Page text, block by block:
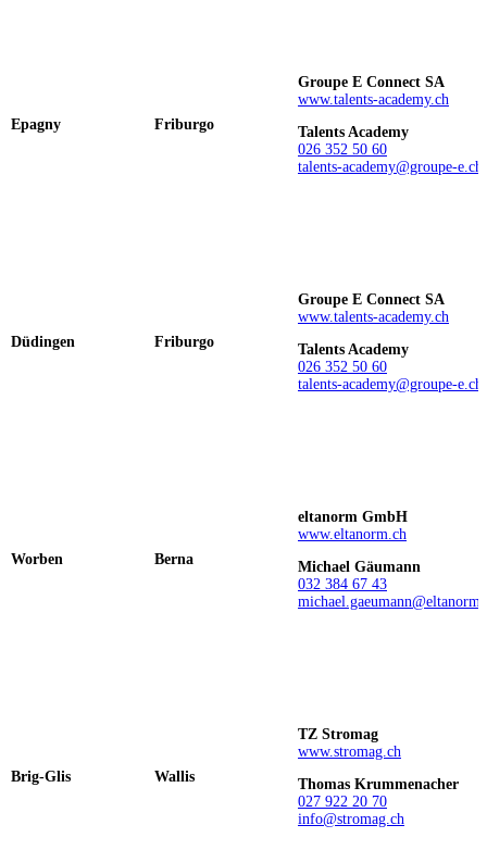
Epagny Friburgo
Groupe E Connect SA
www.talents-academy.ch
Talents Academy
026 352 50 60
talents-academy@groupe-e.ch
Düdingen Friburgo
Groupe E Connect SA
www.talents-academy.ch
Talents Academy
026 352 50 60
talents-academy@groupe-e.ch
Worben Berna
eltanorm GmbH
www.eltanorm.ch
Michael Gäumann
032 384 67 43
Brig-Glis Wallis
TZ Stromag
www.stromag.ch
Thomas Krummenacher
027 922 20 70
info@stromag.ch